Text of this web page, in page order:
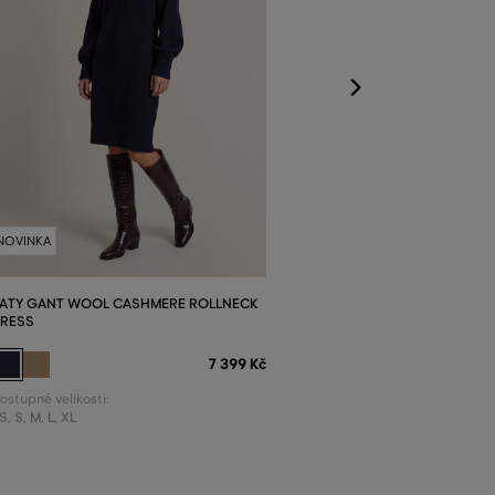
GANT WOOL CASHMERE ROLLNECK
7 399 Kč
velikosti:
S M L XL